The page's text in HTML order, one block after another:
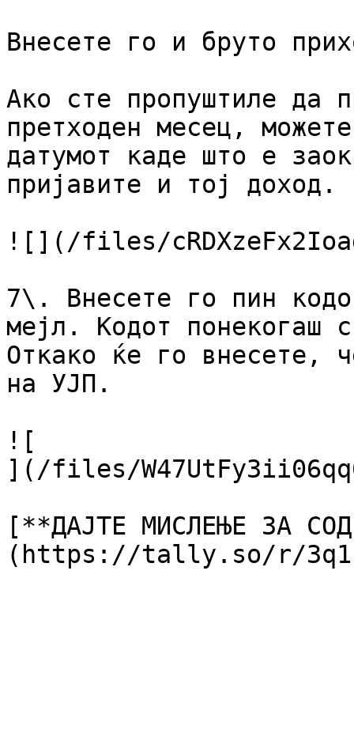
Внесете го и бруто
Ако сте пропуштиле да
претходен месец,
датумот каде што е
пријавите и тој доход.
![](/files/
7\. Внесете го пин
мејл. Кодот понекогаш
Откако ќе го внесете,
на УЈП.
![
](/files/
[**ДАЈТЕ МИСЛЕЊЕ ЗА